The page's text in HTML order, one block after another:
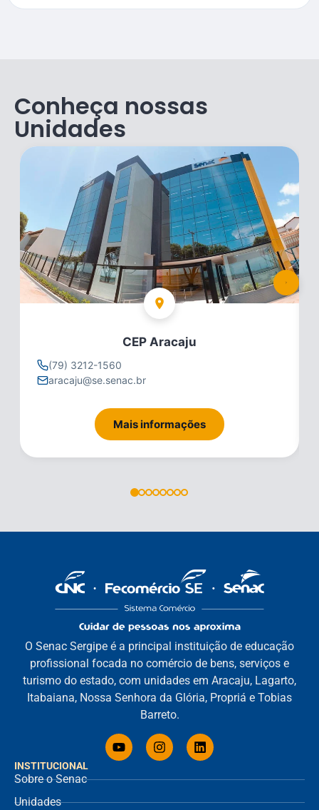
Conheça nossas
Unidades
CEP Aracaju
(79) 3212-1560
aracaju@se.senac.br
Mais informações
INSTITUCIONAL
Sobre o Senac
Unidades
O Senac Sergipe é a principal instituição de educação
profissional focada no comércio de bens, serviços e
turismo do estado, com unidades em Aracaju, Lagarto,
Itabaiana, Nossa Senhora da Glória, Propriá e Tobias
Barreto.